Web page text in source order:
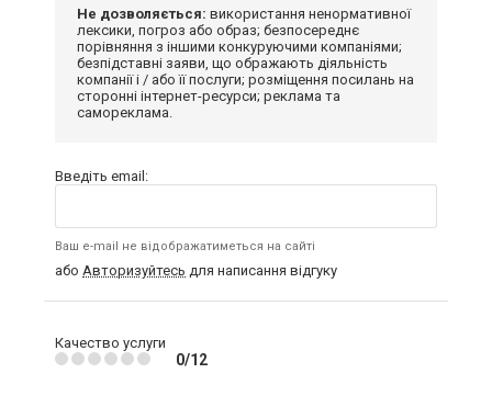
Не дозволяється: використання ненормативної
лексики, погроз або образ; безпосереднє
порівняння з іншими конкуруючими компаніями;
безпідставні заяви, що ображають діяльність
компанії і / або її послуги; розміщення посилань на
сторонні інтернет-ресурси; реклама та
самореклама.
Введіть email:
Ваш e-mail не відображатиметься на сайті
або Авторизуйтесь для написання відгуку
Качество услуги
0/12